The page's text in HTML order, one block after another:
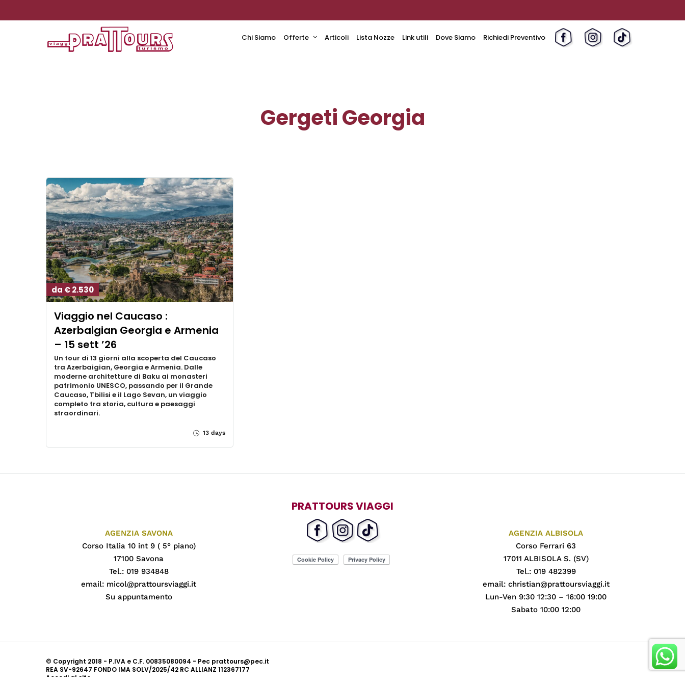
Chi Siamo Offerte Articoli Lista Nozze Link utili Dove Siamo Richiedi Preventivo
Gergeti Georgia
da € 2.530
Viaggio nel Caucaso :
Azerbaigian Georgia e Armenia
– 15 sett ’26
Un tour di 13 giorni alla scoperta del Caucaso
tra Azerbaigian, Georgia e Armenia. Dalle
moderne architetture di Baku ai monasteri
patrimonio UNESCO, passando per il Grande
Caucaso, Tbilisi e il Lago Sevan, un viaggio
completo tra storia, cultura e paesaggi
straordinari.
13 days
AGENZIA SAVONA
Corso Italia 10 int 9 ( 5° piano)
17100 Savona
Tel.: 019 934848
email: micol@prattoursviaggi.it
Su appuntamento
PRATTOURS VIAGGI
AGENZIA ALBISOLA
Corso Ferrari 63
17011 ALBISOLA S. (SV)
Tel.: 019 482399
email: christian@prattoursviaggi.it
Lun-Ven 9:30 12:30 – 16:00 19:00
Sabato 10:00 12:00
© Copyright 2018 - P.IVA e C.F. 00835080094 - Pec prattours@pec.it
REA SV-92647 FONDO IMA SOLV/2025/42 RC ALLIANZ 112367177
Accedi al sito